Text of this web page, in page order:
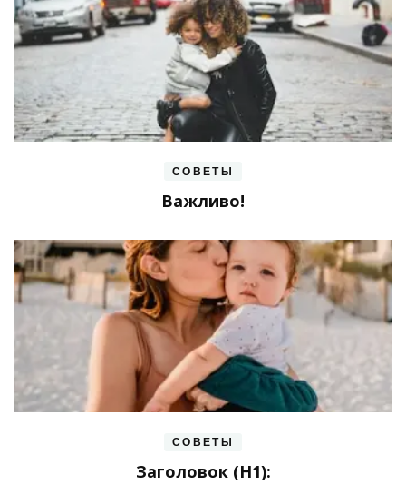
СОВЕТЫ
Важливо!
СОВЕТЫ
Заголовок (H1):